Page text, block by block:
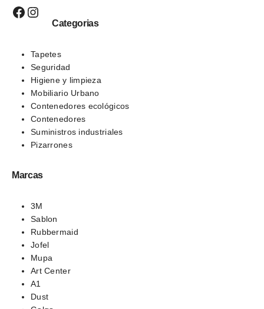
Facebook
Instagram
Categorias
Tapetes
Seguridad
Higiene y limpieza
Mobiliario Urbano
Contenedores ecológicos
Contenedores
Suministros industriales
Pizarrones
Marcas
3M
Sablon
Rubbermaid
Jofel
Mupa
Art Center
A1
Dust